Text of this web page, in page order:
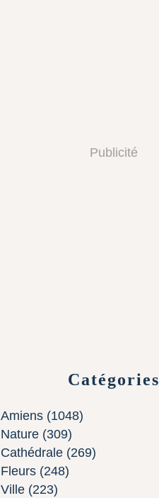
Catégories
Amiens (1048)
Nature (309)
Cathédrale (269)
Fleurs (248)
Ville (223)
Publicité